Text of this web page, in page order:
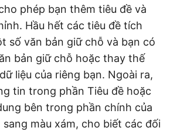
phép bạn thêm tiêu đề và
Hầu hết các tiêu đề tích
số văn bản giữ chỗ và bạn có
bản giữ chỗ hoặc thay thế
liệu của riêng bạn. Ngoài ra,
tin trong phần Tiêu đề hoặc
bên trong phần chính của
sang màu xám, cho biết các đối